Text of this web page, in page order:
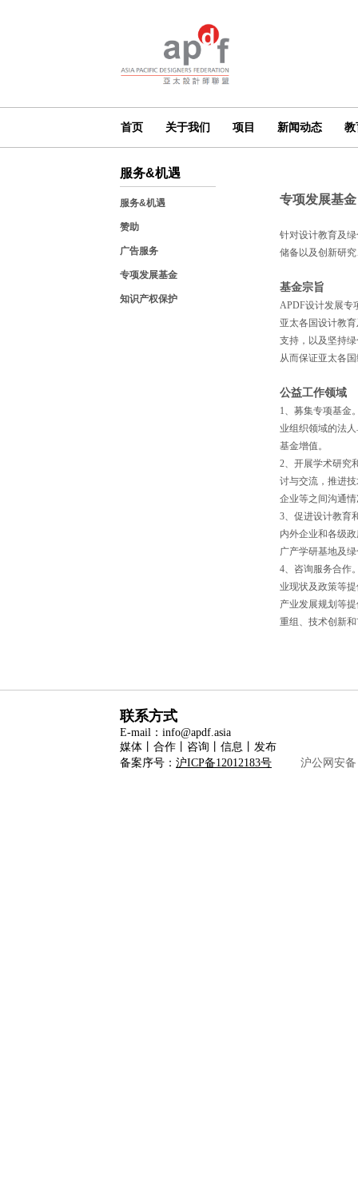
首页 关于我们 项目 新闻动态 教
服务&机遇
服务&机遇
赞助
广告服务
专项发展基金
知识产权保护
专项发展基金
针对设计教育及
储备以及创新研
基金宗旨
APDF设计发展专
亚太各国设计教
支持，以及坚持
从而保证亚太各
公益工作领域
1、募集专项基金
业组织领域的法
基金增值。
2、开展学术研究
讨与交流，推进
企业等之间沟通
3、促进设计教育
内外企业和各级
广产学研基地及
4、咨询服务合作
业现状及政策等
产业发展规划等
重组、技术创新